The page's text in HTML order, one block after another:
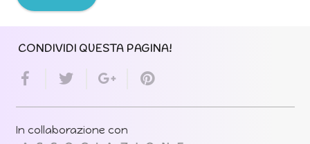
CONDIVIDI QUESTA PAGINA!
In collaborazione con